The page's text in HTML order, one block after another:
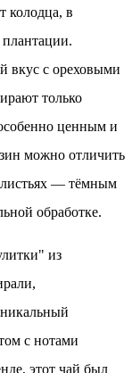
колодца, в
вкус с ореховыми
только
ценным и
можно отличить
листьях — тёмным
обработке.
из
с нотами
этот чай был